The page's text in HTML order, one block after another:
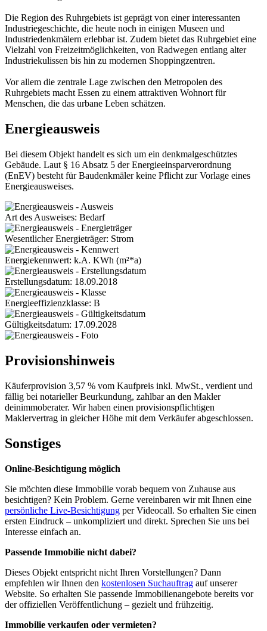
Die Region des Ruhrgebiets ist geprägt von einer interessanten
Industriegeschichte, die heute noch in einigen Museen und
Industriedenkmälern erlebbar ist. Zudem bietet das Ruhrgebiet eine
Vielzahl von Freizeitmöglichkeiten, von Radwegen entlang alter
Industriekulissen bis hin zu modernen Shoppingzentren.
Vor allem die zentrale Lage zwischen den Metropolen des
Ruhrgebiets macht Essen zu einem attraktiven Wohnort für
Menschen, die das urbane Leben schätzen.
Energieausweis
Bei diesem Objekt handelt es sich um ein denkmalgeschütztes
Gebäude. Laut § 16 Absatz 5 der Energieeinsparverordnung
(EnEV) besteht für Baudenkmäler keine Pflicht zur Vorlage eines
Energieausweises.
Art des Ausweises: Bedarf
Wesentlicher Energieträger: Strom
Energiekennwert: k.A. KWh (m²*a)
Erstellungsdatum: 18.09.2018
Energieeffizienzklasse: B
Gültigkeitsdatum: 17.09.2028
Provisionshinweis
Käuferprovision 3,57 % vom Kaufpreis inkl. MwSt., verdient und
fällig bei notarieller Beurkundung, zahlbar an den Makler
deinimmoberater. Wir haben einen provisionspflichtigen
Maklervertrag in gleicher Höhe mit dem Verkäufer abgeschlossen.
Sonstiges
Online-Besichtigung möglich
Sie möchten diese Immobilie vorab bequem von Zuhause aus
besichtigen? Kein Problem. Gerne vereinbaren wir mit Ihnen eine
persönliche Live-Besichtigung per Videocall. So erhalten Sie einen
ersten Eindruck – unkompliziert und direkt. Sprechen Sie uns bei
Interesse einfach an.
Passende Immobilie nicht dabei?
Dieses Objekt entspricht nicht Ihren Vorstellungen? Dann
empfehlen wir Ihnen den kostenlosen Suchauftrag auf unserer
Website. So erhalten Sie passende Immobilienangebote bereits vor
der offiziellen Veröffentlichung – gezielt und frühzeitig.
Immobilie verkaufen oder vermieten?